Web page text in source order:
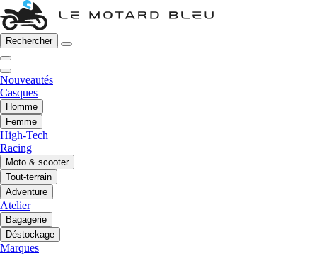
Rechercher
Nouveautés
Casques
Homme
Femme
High-Tech
Racing
Moto & scooter
Tout-terrain
Adventure
Atelier
Bagagerie
Déstockage
Marques